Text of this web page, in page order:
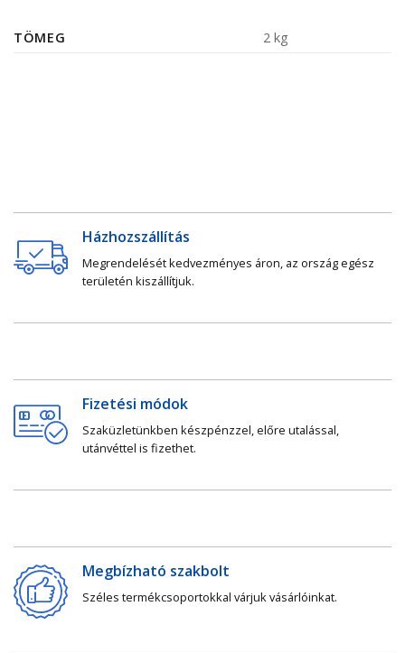
TÖMEG 2 kg
Házhozszállítás
Megrendelését kedvezményes áron, az ország egész
területén kiszállítjuk.
Fizetési módok
Szaküzletünkben készpénzzel, előre utalással,
utánvéttel is fizethet.
Megbízható szakbolt
Széles termékcsoportokkal várjuk vásárlóinkat.